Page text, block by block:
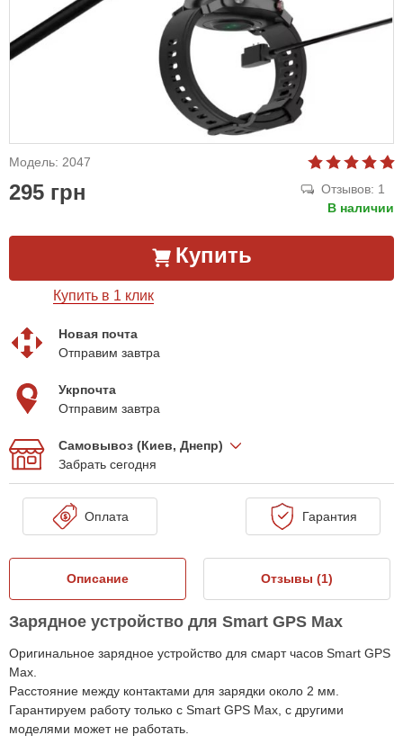
Модель: 2047
295 грн
Отзывов: 1
В наличии
Купить
Купить в 1 клик
Новая почта
Отправим завтра
Укрпочта
Отправим завтра
Самовывоз (Киев, Днепр)
Забрать сегодня
Оплата Гарантия
Описание Отзывы (1)
Зарядное устройство для Smart GPS Max
Оригинальное зарядное устройство для смарт часов Smart GPS
Max.
Расстояние между контактами для зарядки около 2 мм.
Гарантируем работу только с Smart GPS Max, с другими
моделями может не работать.